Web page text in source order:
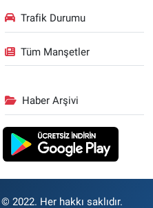
Trafik Durumu
Tüm Manşetler
Haber Arşivi
2022. Her hakkı saklıdır.